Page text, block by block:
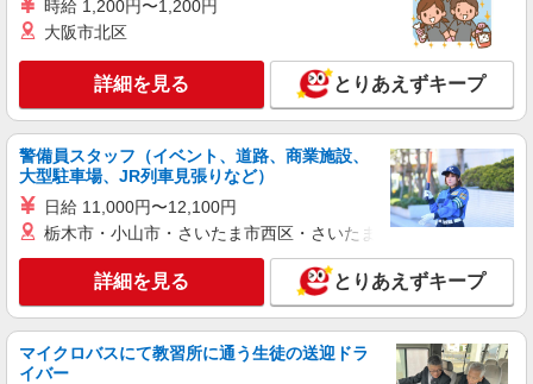
時給1450円〜2062円 ＜日払い有/週払い有/交
北九州市小倉南区
キープ 詳細を見る
派遣社員
株式会社kotrio /●FK-H-2009751
毎日通うのが楽しみになる＊ホテルのような美
しいサ高住のSTAFF
時給1450円〜2062円 ＜日払い有/週払い有/交
通費全支給(ガソリン代含む)＞
小倉南区内 車通勤OK・ガソリン代支給
詳細を見る
時給 1,200円〜1,200円
大阪市北区
詳細を見る とりあえずキープ
警備員スタッフ（イベント、道路、商業施設、
大型駐車場、JR列車見張りなど）
日給 11,000円〜12,100円
栃木市・小山市・さいたま市西区・さいたま市岩槻区・久喜市・
詳細を見る とりあえずキープ
マイクロバスにて教習所に通う生徒の送迎ドラ
イバー